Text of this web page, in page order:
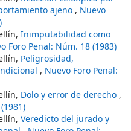
ajeno , Nuevo
Inimputabilidad como
Foro Penal: Núm. 18 (1983)
Peligrosidad,
, Nuevo Foro Penal:
Dolo y error de derecho ,
Veredicto del jurado y